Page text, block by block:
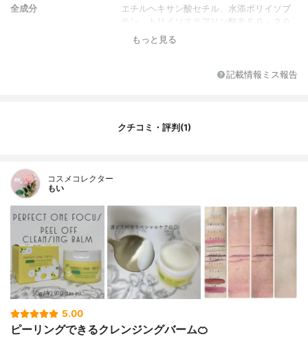
全成分
エチルヘキサン酸セチル、水添ポリイソブ
テン、トリイソステアリン酸ＰＥＧ－２０
グリセリル、トリエチルヘキサノイン、合
酸／ステアリン酸／ロジン酸）ジペンタエ
ン、イソステアロイル加水分解コラーゲ
カ種子油、バオバブ種子油、ブドウ種子
油、マカデミア種子油、ハマメリス葉エキ
ス、アーチチョーク葉エキス、マンダリン
オレンジ果皮エキス、ベルガモット果実エ
キス、スイカズラ花エキス、マドンナリリ
ー根エキス、ユキノシタエキス、ヒアルロ
ン酸ヒドロキシプロピルトリモニウム、セ
ラミドＮＰ、セラミドＮＧ、セラミドＡ
脂、アフリカマンゴノキ核脂、パンテノー
ル、サピンヅストリホリアツス果実エキ
もっと見る
記載情報ミス報告
クチコミ・評判(1)
コスメコレクター
もい
5.00
ピーリングできるクレンジングバーム🍊